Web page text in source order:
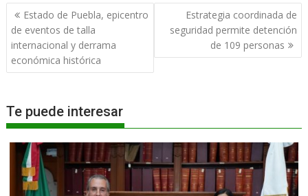
Navegación
de
entradas
Estado de Puebla, epicentro
de eventos de talla
internacional y derrama
económica histórica
Estrategia coordinada de
seguridad permite detención
de 109 personas
Te puede interesar